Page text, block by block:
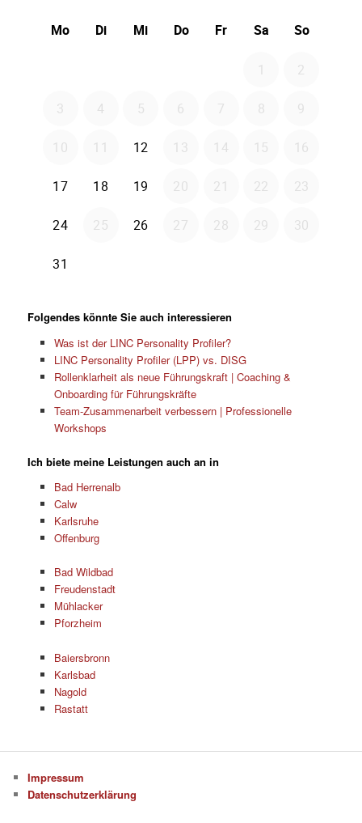
Folgendes könnte Sie auch interessieren
Was ist der LINC Personality Profiler?
LINC Personality Profiler (LPP) vs. DISG
Rollenklarheit als neue Führungskraft | Coaching &
Onboarding für Führungskräfte
Team-Zusammenarbeit verbessern | Professionelle
Workshops
Ich biete meine Leistungen auch an in
Bad Herrenalb
Calw
Karlsruhe
Offenburg
Bad Wildbad
Freudenstadt
Mühlacker
Pforzheim
Baiersbronn
Karlsbad
Nagold
Rastatt
Impressum
Datenschutzerklärung